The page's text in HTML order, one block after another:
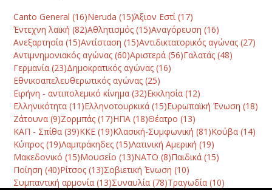
Canto General (16)Neruda (15)Άξιον Εστί(17)
Έντεχνη λαϊκή (82)Αθλητισμός (15)Αναγόρευση (16)
Ανεξαρτησία (15)Αντίσταση (15)Αντιδικτατορικός αγώνας (27)
Αντιμνημονιακός αγώνας (60)Αριστερά (56)Γαλατάς (48)
Γερμανία (23)Δημοκρατικός αγώνας (16)
Εθνικοαπελευθερωτικός αγώνας (25)
Ειρήνη - αντιπολεμικό κίνημα (32)Εκκλησία (12)
Ελληνικότητα (11)Ελληνοτουρκικά (15)Ευρωπαϊκή Ένωση (18)
Ζάτουνα (9)Ζορμπάς (17)ΗΠΑ (18)Θέατρο (13)
ΚΑΠ - Σπίθα (39)ΚΚΕ (19)Κλασική-Συμφωνική (81)Κούβα (14)
Κύπρος (19)Λαμπράκηδες (15)Λατινική Αμερική (19)
Μακεδονικό (15)Μουσείο (13)ΝΑΤΟ (8)Παιδικά (15)
Ποίηση (40)Ρίτσος (13)Σοβιετική Ένωση (10)
Συμπαντική αρμονία (13)Συναυλία (78)Τραγωδία (10)